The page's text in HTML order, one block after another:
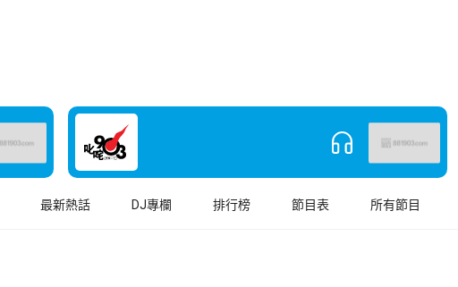
最新熱話 DJ專欄 排行榜 節目表 所有節目